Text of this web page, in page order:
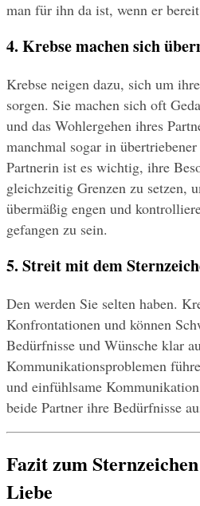
man für ihn da ist, wenn er
4. Krebse machen sich
Krebse neigen dazu, sich um
sorgen. Sie machen sich oft
und das Wohlergehen ihres
manchmal sogar in
Partnerin ist es wichtig, ihre
gleichzeitig Grenzen zu setzen,
übermäßig engen und
gefangen zu sein.
5. Streit mit dem
Den werden Sie selten haben.
Konfrontationen und können
Bedürfnisse und Wünsche klar
Kommunikationsproblemen
und einfühlsame
beide Partner ihre Bedürfnisse
Fazit zum
Liebe